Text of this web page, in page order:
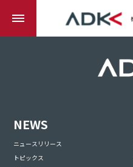
NEWS
ニュースリリース
トピックス